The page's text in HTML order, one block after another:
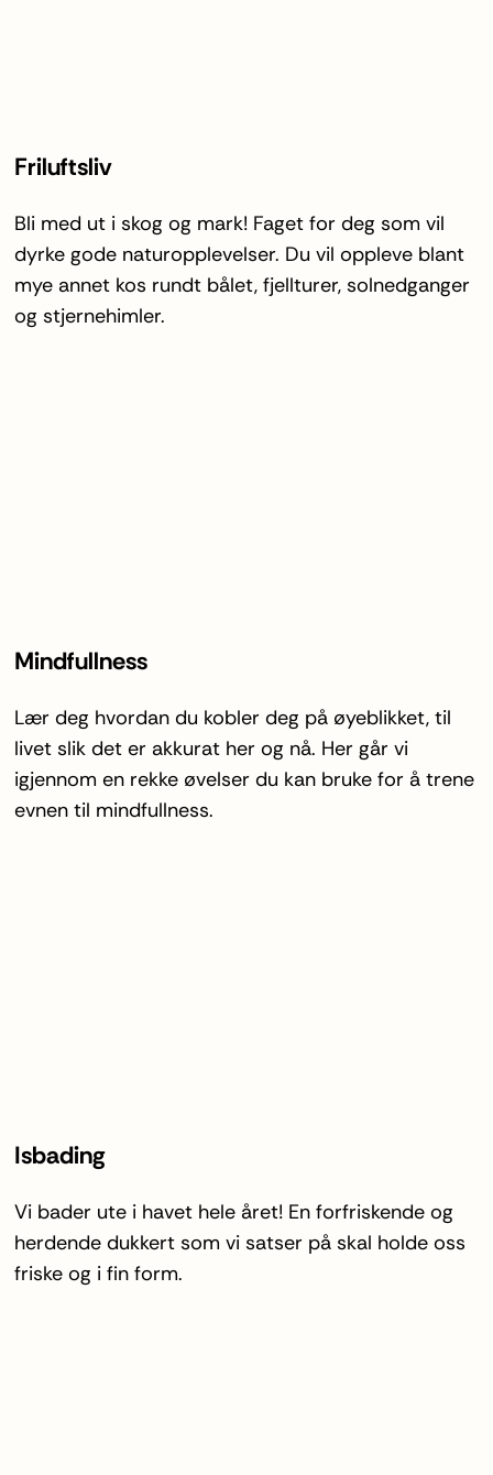
Friluftsliv
Bli med ut i skog og mark! Faget for deg som vil
dyrke gode naturopplevelser. Du vil oppleve blant
mye annet kos rundt bålet, fjellturer, solnedganger
og stjernehimler.
Mindfullness
Lær deg hvordan du kobler deg på øyeblikket, til
livet slik det er akkurat her og nå. Her går vi
igjennom en rekke øvelser du kan bruke for å trene
evnen til mindfullness.
Isbading
Vi bader ute i havet hele året! En forfriskende og
herdende dukkert som vi satser på skal holde oss
friske og i fin form.